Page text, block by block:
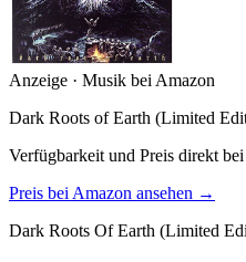
Anzeige · Musik bei Amazon
Dark Roots of Earth (Limited
Verfügbarkeit und Preis direkt
Preis bei Amazon ansehen →
Dark Roots Of Earth (Limited